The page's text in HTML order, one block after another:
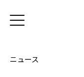
ニュース